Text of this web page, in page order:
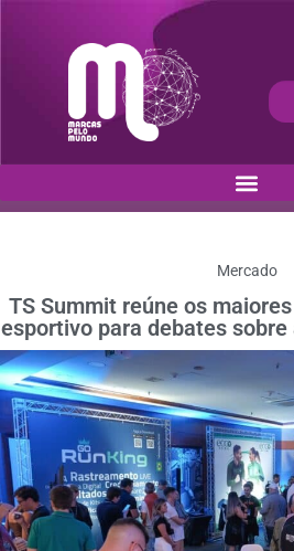
Mercado
TS Summit reúne os
esportivo para debates